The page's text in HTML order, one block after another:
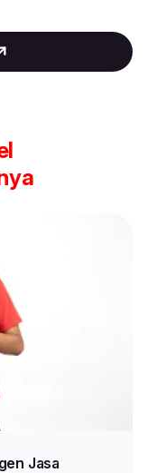
Jasa